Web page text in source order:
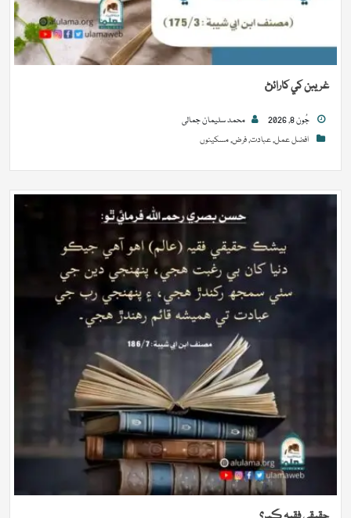
غريبن کي کارائڻ
جُون 8, 2026
محمد سلیمان جمالی
افضل عمل,عبادت,فرض,مسکینوں